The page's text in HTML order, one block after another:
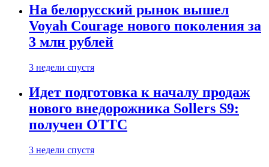
На белорусский рынок вышел
Voyah Courage нового поколения за
3 млн рублей
3 недели спустя
Идет подготовка к началу продаж
нового внедорожника Sollers S9:
получен ОТТС
3 недели спустя